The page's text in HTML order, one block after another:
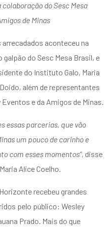
do Sesc Mesa
de Minas
aconteceu na
do Sesc Mesa Brasil, e
do Instituto Galo, Maria
além de representantes
e da Amigos de Minas.
essas parcerias, que vão
um pouco de carinho e
com esses momentos”, disse
Alice Coelho.
recebeu grandes
pelo público: Wesley
Prado. Mais do que